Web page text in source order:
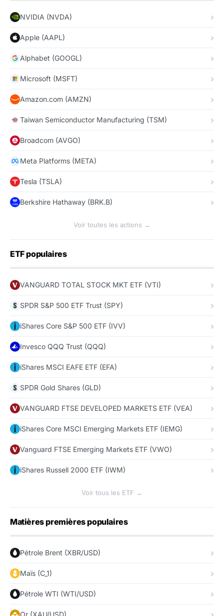
NVIDIA (NVDA)
Apple (AAPL)
Alphabet (GOOGL)
Microsoft (MSFT)
Amazon.com (AMZN)
Taiwan Semiconductor Manufacturing (TSM)
Broadcom (AVGO)
Meta Platforms (META)
Tesla (TSLA)
Berkshire Hathaway (BRK.B)
Voir toutes les actions →
ETF populaires
VANGUARD TOTAL STOCK MKT ETF (VTI)
SPDR S&P 500 ETF Trust (SPY)
iShares Core S&P 500 ETF (IVV)
Invesco QQQ Trust (QQQ)
iShares MSCI EAFE ETF (EFA)
SPDR Gold Shares (GLD)
VANGUARD FTSE DEVELOPED MARKETS ETF (VEA)
iShares Core MSCI Emerging Markets ETF (IEMG)
Vanguard FTSE Emerging Markets ETF (VWO)
iShares Russell 2000 ETF (IWM)
Voir tous les ETF →
Matières premières populaires
Pétrole Brent (XBR/USD)
Maïs (C_1)
Pétrole WTI (WTI/USD)